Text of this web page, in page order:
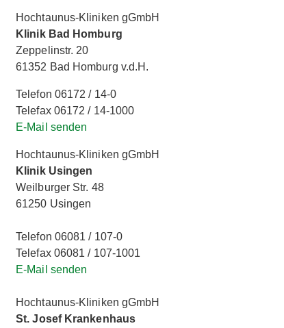
Hochtaunus-Kliniken gGmbH
Klinik Bad Homburg
Zeppelinstr. 20
61352 Bad Homburg v.d.H.
Telefon 06172 / 14-0
Telefax 06172 / 14-1000
E-Mail senden
Hochtaunus-Kliniken gGmbH
Klinik Usingen
Weilburger Str. 48
61250 Usingen
Telefon 06081 / 107-0
Telefax 06081 / 107-1001
E-Mail senden
Hochtaunus-Kliniken gGmbH
St. Josef Krankenhaus